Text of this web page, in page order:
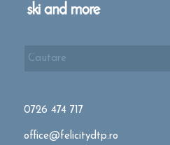
0726 474 717
office@felicitydtp.ro